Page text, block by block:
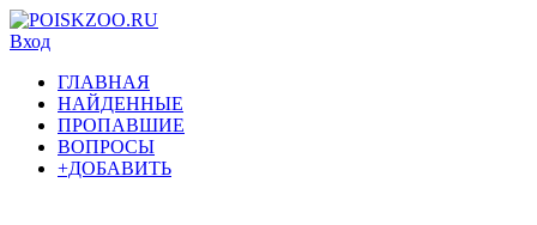
Вход
ГЛАВНАЯ
НАЙДЕННЫЕ
ПРОПАВШИЕ
ВОПРОСЫ
+ДОБАВИТЬ